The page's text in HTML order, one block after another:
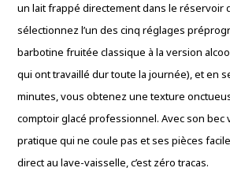
un lait frappé directement dans le réservoir
sélectionnez l’un des cinq réglages
barbotine fruitée classique à la version
qui ont travaillé dur toute la journée), et en
minutes, vous obtenez une texture
comptoir glacé professionnel. Avec son
pratique qui ne coule pas et ses pièces
direct au lave-vaisselle, c’est zéro tracas.